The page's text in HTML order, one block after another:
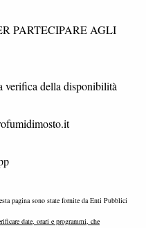
PARTECIPARE AGLI
verifica della disponibilità
pagina sono state fornite da Enti Pubblici
date, orari e programmi, che